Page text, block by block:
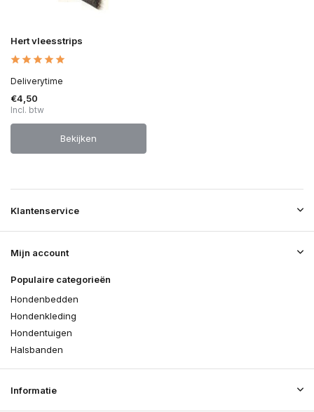
Hert vleesstrips
Deliverytime
€4,50
Incl. btw
Bekijken
Klantenservice
Mijn account
Populaire categorieën
Hondenbedden
Hondenkleding
Hondentuigen
Halsbanden
Informatie